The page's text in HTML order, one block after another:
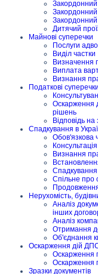
Закордонний
Закордонний
Закордонний
Дитячий
Майнові суперечки
Послуги
Виділ частки
Визначення
Виплата
Визнання
Податкові суперечки
Оскарження
рішень
Відповідь
Спадкування в
Обов'язкова
Визнання
Спільне про
Нерухомість,
Аналіз
інших
Аналіз
Отримання
Об'єднання
Оскарження дій
Оскарження
Оскарження
Зразки документів